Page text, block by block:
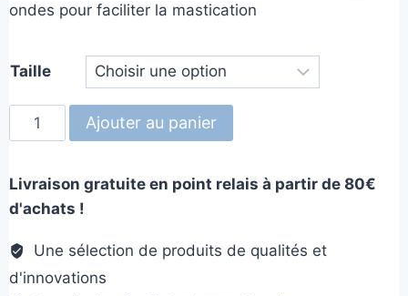
ondes pour faciliter la mastication
Taille
quantité
de
de
fromage
Ajouter au panier
Livraison gratuite en point relais à partir de 80€
d'achats !
Une sélection de produits de qualités et
d'innovations